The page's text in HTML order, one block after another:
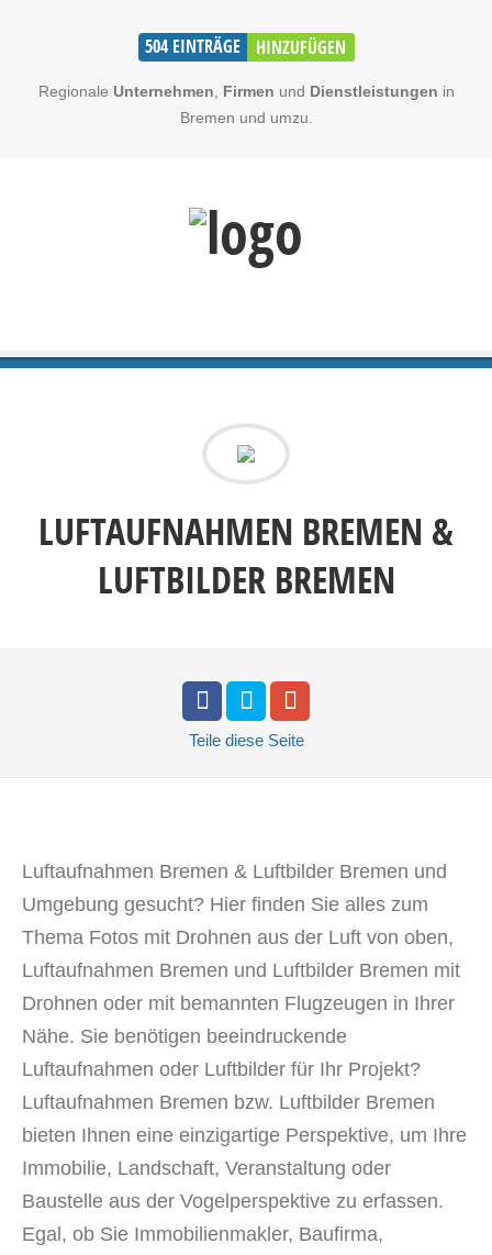
504 EINTRÄGE HINZUFÜGEN
Regionale Unternehmen Firmen und Dienstleistungen in
Bremen und umzu.
LUFTAUFNAHMEN BREMEN &
LUFTBILDER BREMEN
Teile diese Seite
Luftaufnahmen Bremen & Luftbilder Bremen und
Umgebung gesucht? Hier finden Sie alles zum
Thema Fotos mit Drohnen aus der Luft von oben,
Luftaufnahmen Bremen und Luftbilder Bremen mit
Drohnen oder mit bemannten Flugzeugen in Ihrer
Nähe. Sie benötigen beeindruckende
Luftaufnahmen oder Luftbilder für Ihr Projekt?
Luftaufnahmen Bremen bzw. Luftbilder Bremen
bieten Ihnen eine einzigartige Perspektive, um Ihre
Immobilie, Landschaft, Veranstaltung oder
Baustelle aus der Vogelperspektive zu erfassen.
Egal, ob Sie Immobilienmakler, Baufirma,